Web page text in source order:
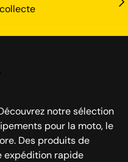
notre sélection
pour la moto, le
Des produits de
expédition rapide